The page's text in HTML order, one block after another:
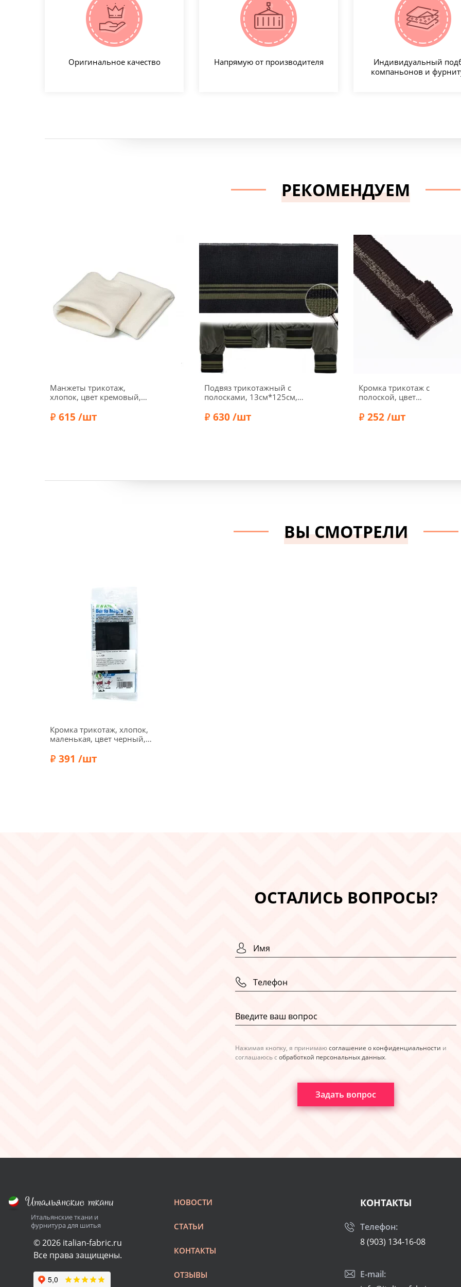
Оригинальное качество Напрямую от производителя
Индивидуальный
компаньонов и
РЕКОМЕНДУЕМ
Манжеты трикотаж,
хлопок, цвет кремовый,
615 /шт
Подвяз трикотажный с
полосками, 13см*125см,
хаки630 /шт
Кромка трикотаж с
полоской, цвет
меланж
252 /шт
ВЫ СМОТРЕЛИ
Кромка трикотаж, хлопок,
маленькая, цвет черный,
391 /шт
ОСТАЛИСЬ ВОПРОСЫ?
Нажимая кнопку, я принимаюсоглашение о конфиденциальности и
соглашаюсь с обработкой персональных данных.
Задать вопрос
Итальянские ткани и
фурнитура для шитья
© 2026 italian-fabric.ru
Все права защищены.
НОВОСТИ
СТАТЬИ
КОНТАКТЫ
ОТЗЫВЫ
КОНТАКТЫ
Телефон:
8 (903) 134-16-08
E-mail: